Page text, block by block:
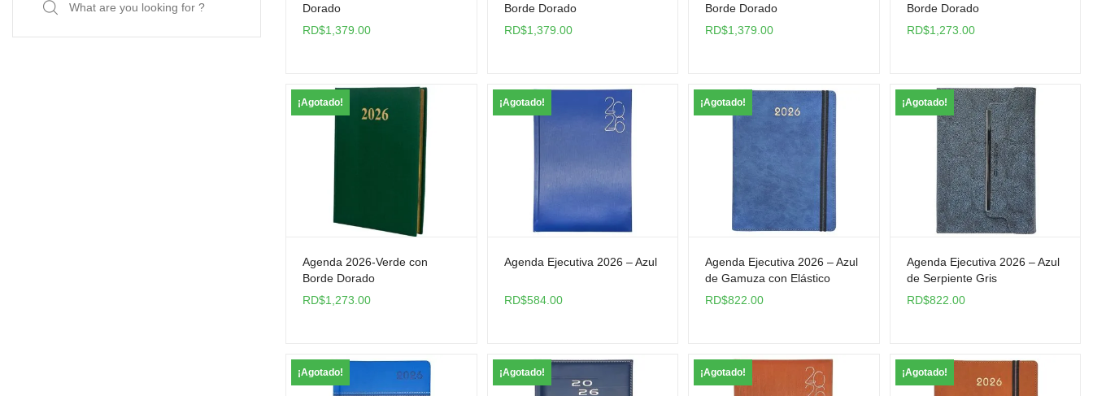
Dorado
RD$1,379.00
Borde Dorado
RD$1,379.00
Borde Dorado
RD$1,379.00
Borde Dorado
RD$1,273.00
¡Agotado!
Agenda 2026-Verde con
Borde Dorado
RD$1,273.00
¡Agotado!
Agenda Ejecutiva 2026 – Azul
RD$584.00
¡Agotado!
Agenda Ejecutiva 2026 – Azul
de Gamuza con Elástico
RD$822.00
¡Agotado!
Agenda Ejecutiva 2026 – Azul
de Serpiente Gris
RD$822.00
¡Agotado! ¡Agotado! ¡Agotado! ¡Agotado!